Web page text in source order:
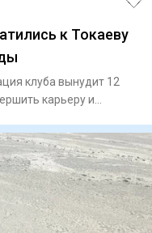
к Токаеву
клуба вынудит 12
карьеру и